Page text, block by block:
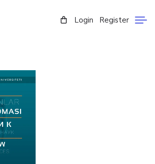
Login Register